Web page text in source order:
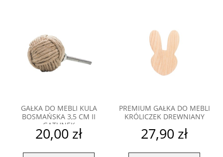
GAŁKA DO MEBLI KULA
BOSMAŃSKA 3,5 CM II
GATUNEK
20,00 zł
PREMIUM GAŁKA DO MEBLI
KRÓLICZEK DREWNIANY
27,90 zł